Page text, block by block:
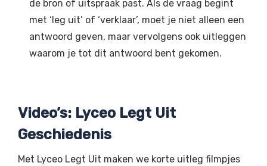
de bron of uitspraak past. Als de vraag begint
met ‘leg uit’ of ‘verklaar’, moet je niet alleen een
antwoord geven, maar vervolgens ook uitleggen
waarom je tot dit antwoord bent gekomen.
Video’s: Lyceo Legt Uit
Geschiedenis
Met Lyceo Legt Uit maken we korte uitleg filmpjes